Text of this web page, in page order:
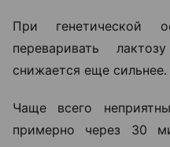
При генетической
переваривать
снижается еще сильнее.
Чаще всего
примерно через 30